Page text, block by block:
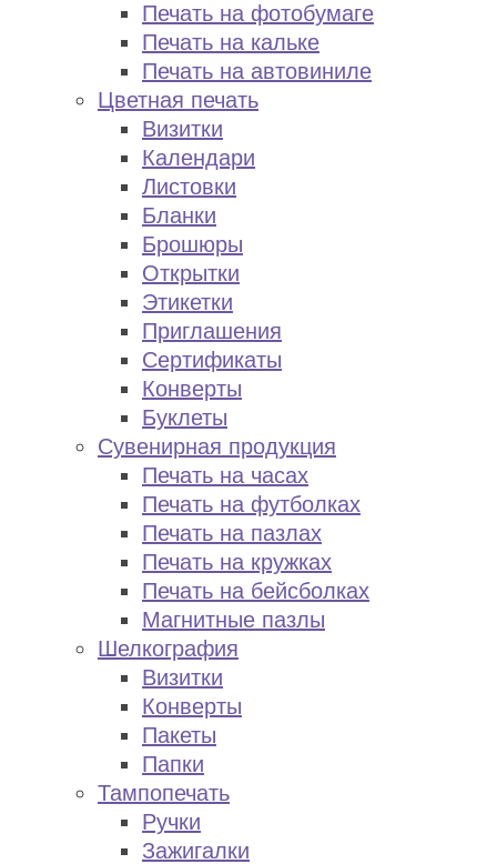
Печать на фотобумаге
Печать на кальке
Печать на автовиниле
Цветная печать
Визитки
Календари
Листовки
Бланки
Брошюры
Открытки
Этикетки
Приглашения
Сертификаты
Конверты
Буклеты
Сувенирная продукция
Печать на часах
Печать на футболках
Печать на пазлах
Печать на кружках
Печать на бейсболках
Магнитные пазлы
Шелкография
Визитки
Конверты
Пакеты
Папки
Тампопечать
Ручки
Зажигалки